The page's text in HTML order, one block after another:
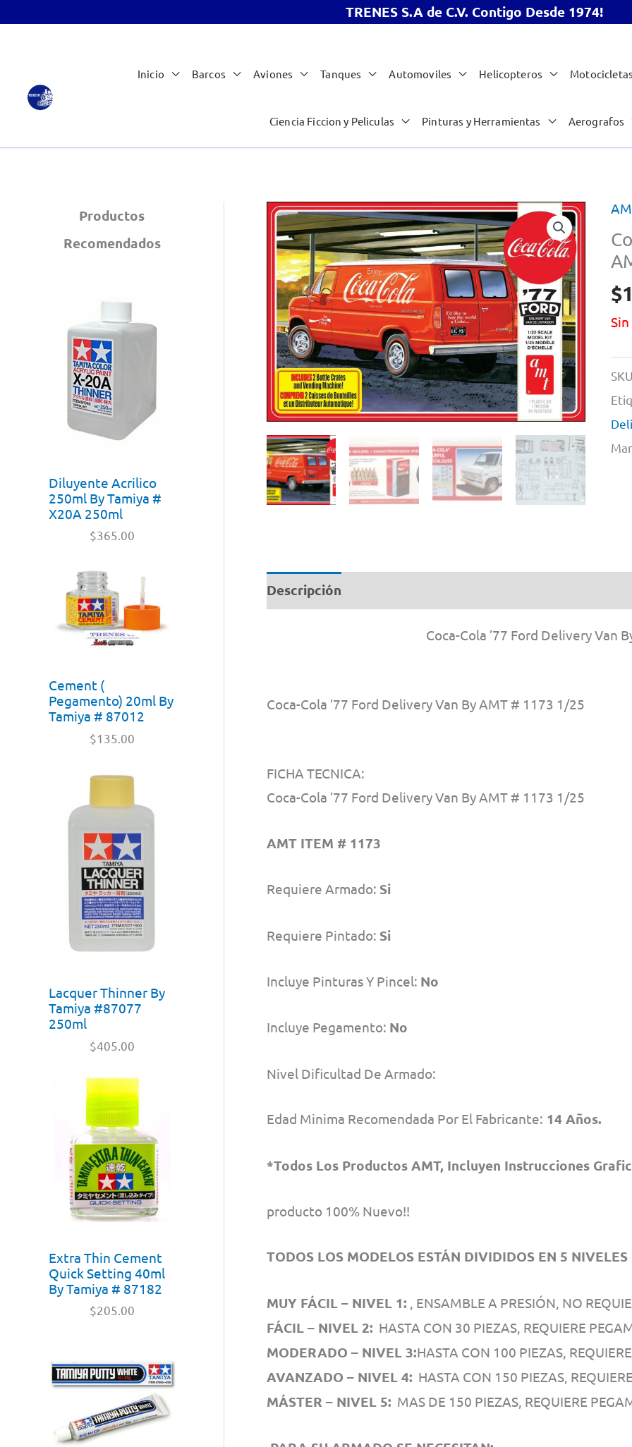
TRENES S.A de C.V. Contigo Desde 1974!
contenido
Inicio Barcos Aviones Tanques Automoviles Helicopteros Motocicletas
Ciencia Ficcion y Peliculas Pinturas y Herramientas Aerografos
Productos
Recomendados
Diluyente Acrilico
250ml By Tamiya #
X20A 250ml
$365.00
Cement (
Pegamento) 20ml By
Tamiya # 87012
$135.00
Lacquer Thinner By
Tamiya #87077
250ml
$405.00
Extra Thin Cement
Quick Setting 40ml
By Tamiya # 87182
$205.00
$
Descripción
Coca-Cola ’77 Ford Delivery Van
Coca-Cola ’77 Ford Delivery Van By AMT # 1173 1/25
FICHA TECNICA:
Coca-Cola ’77 Ford Delivery Van By AMT # 1173 1/25
AMT ITEM # 1173
Requiere Armado: Si
Requiere Pintado: Si
Incluye Pinturas Y Pincel: No
Incluye Pegamento: No
Nivel Dificultad De Armado:
Edad Minima Recomendada Por El Fabricante: 14 Años.
*Todos Los Productos AMT, Incluyen Instrucciones
producto 100% Nuevo!!
TODOS LOS MODELOS ESTÁN DIVIDIDOS EN 5
MUY FÁCIL – NIVEL 1: , ENSAMBLE A PRESIÓN, NO
FÁCIL – NIVEL 2: HASTA CON 30 PIEZAS, REQUIERE
MODERADO – NIVEL 3:HASTA CON 100 PIEZAS,
AVANZADO – NIVEL 4: HASTA CON 150 PIEZAS,
MÁSTER – NIVEL 5: MAS DE 150 PIEZAS, REQUIERE